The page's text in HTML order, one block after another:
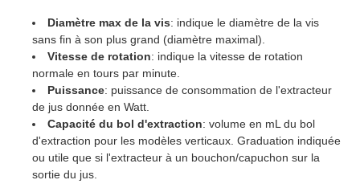
Diamètre max de la vis: indique le diamètre de la vis
sans fin à son plus grand (diamètre maximal).
Vitesse de rotation: indique la vitesse de rotation
normale en tours par minute.
Puissance: puissance de consommation de l'extracteur
de jus donnée en Watt.
Capacité du bol d'extraction: volume en mL du bol
d'extraction pour les modèles verticaux. Graduation indiquée
ou utile que si l'extracteur à un bouchon/capuchon sur la
sortie du jus.